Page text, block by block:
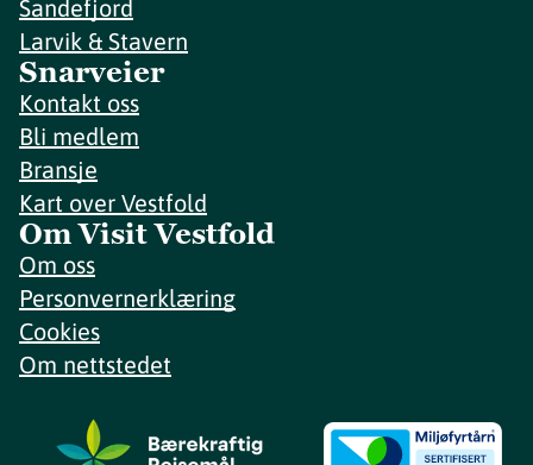
Sandefjord
Larvik & Stavern
Snarveier
Kontakt oss
Bli medlem
Bransje
Kart over Vestfold
Om Visit Vestfold
Om oss
Personvernerklæring
Cookies
Om nettstedet